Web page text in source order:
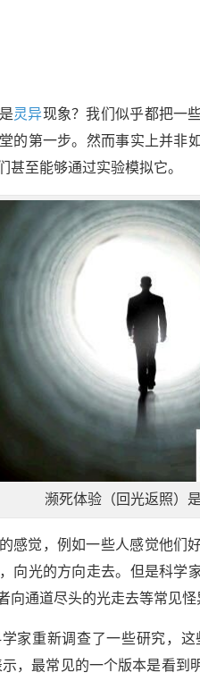
灵异现象？我们似乎都把一
的第一步。然而事实上并非
甚至能够通过实验模拟它。
濒死体验（回光返照）
感觉，例如一些人感觉他们
向光的方向走去。但是科学
向通道尽头的光走去等常见
家重新调查了一些研究，
，最常见的一个版本是看到